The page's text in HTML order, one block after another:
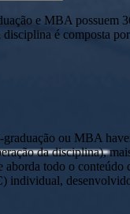
e MBA possuem
é composta
ou MBA
da disciplina),
aborda todo o
individual,